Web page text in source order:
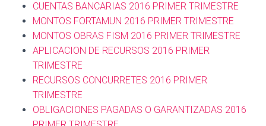
CUENTAS BANCARIAS 2016 PRIMER TRIMESTRE
MONTOS FORTAMUN 2016 PRIMER TRIMESTRE
MONTOS OBRAS FISM 2016 PRIMER TRIMESTRE
APLICACION DE RECURSOS 2016 PRIMER
TRIMESTRE
RECURSOS CONCURRETES 2016 PRIMER
TRIMESTRE
OBLIGACIONES PAGADAS O GARANTIZADAS 2016